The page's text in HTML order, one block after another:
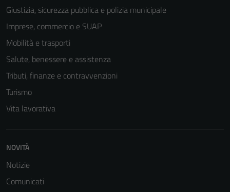
Giustizia, sicurezza pubblica e polizia municipale
Imprese, commercio e SUAP
Mobilità e trasporti
Salute, benessere e assistenza
Tributi, finanze e contravvenzioni
Turismo
Vita lavorativa
NOVITÀ
Notizie
Comunicati